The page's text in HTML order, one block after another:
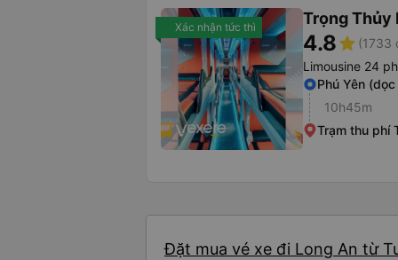
Xác nhận tức thì Trọng Thủy
4.8star (1733
Limousine 24
Phú Yên (dọc
10h45m
Trạm thu phí
Đặt mua vé xe đi Long An từ